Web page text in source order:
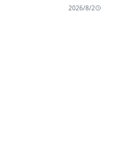
2026/8/2